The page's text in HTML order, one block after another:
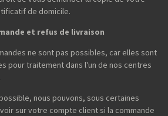
de domicile.
et refus de livraison
ne sont pas possibles, car elles sont
pour traitement dans l'un de nos centres
nous pouvons, sous certaines
sur votre compte client si la commande